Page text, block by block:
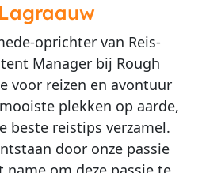
oprichter van Reis-
Manager bij Rough
voor reizen en avontuur
plekken op aarde,
beste reistips verzamel.
door onze passie